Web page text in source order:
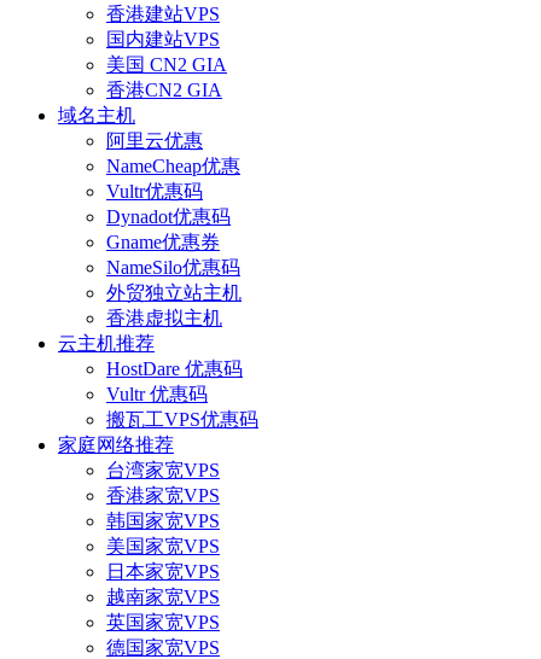
香港建站VPS
国内建站VPS
美国 CN2 GIA
香港CN2 GIA
域名主机
阿里云优惠
NameCheap优惠
Vultr优惠码
Dynadot优惠码
Gname优惠券
NameSilo优惠码
外贸独立站主机
香港虚拟主机
云主机推荐
HostDare 优惠码
Vultr 优惠码
搬瓦工VPS优惠码
家庭网络推荐
台湾家宽VPS
香港家宽VPS
韩国家宽VPS
美国家宽VPS
日本家宽VPS
越南家宽VPS
英国家宽VPS
德国家宽VPS